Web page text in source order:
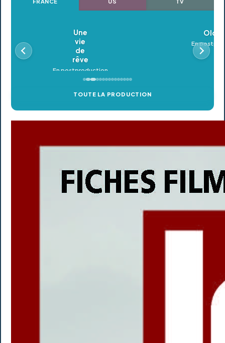
Oldeupe
En postproduction
TOUTE LA PRODUCTION